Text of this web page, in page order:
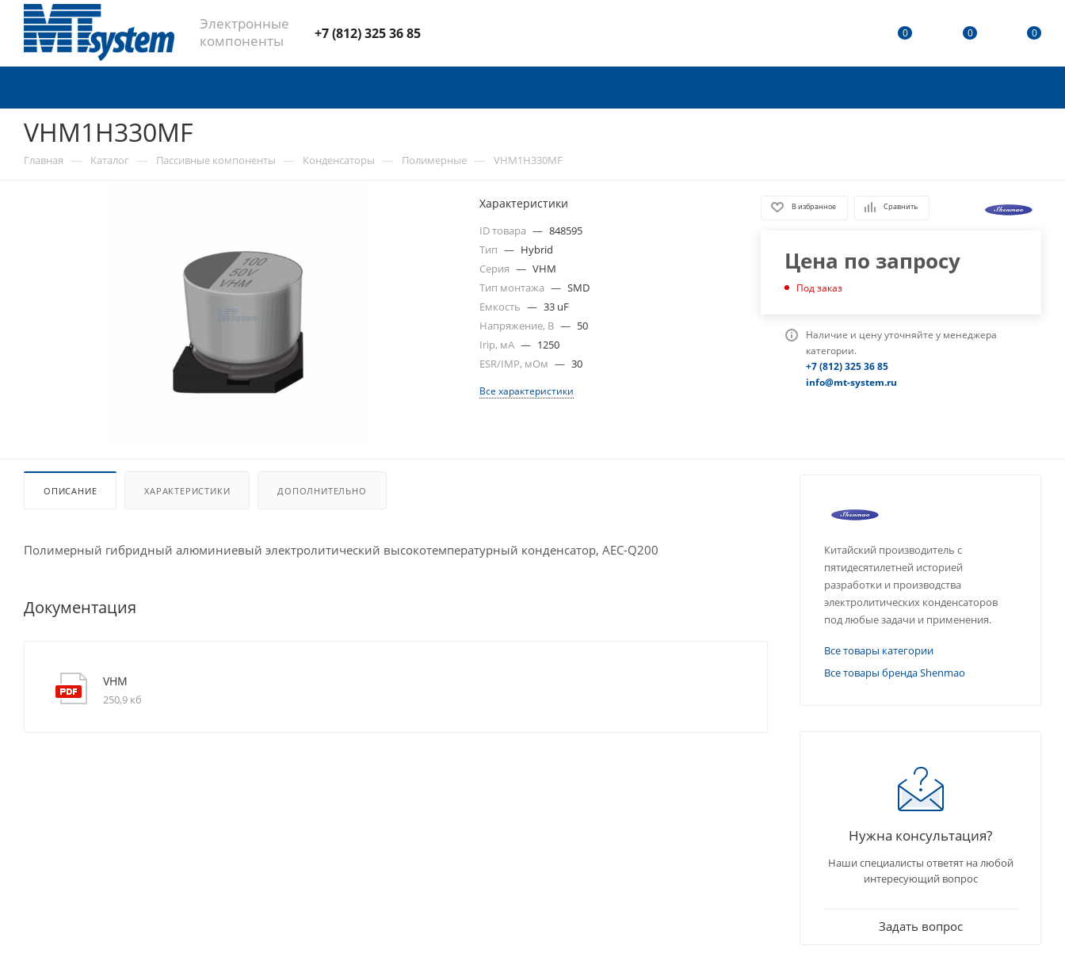
Электронные
компоненты
+7 (812) 325 36 85 0 0 0
VHM1H330MF
Главная — Каталог — Пассивные компоненты — Конденсаторы — Полимерные — VHM1H330MF
Характеристики
ID товара — 848595
Тип — Hybrid
Серия — VHM
Тип монтажа — SMD
Емкость — 33 uF
Напряжение, В — 50
Irip, мА — 1250
ESR/IMP, мОм — 30
Все характеристики
В избранное Сравнить
Цена по запросу
Под заказ
Наличие и цену уточняйте у менеджера
категории.
+7 (812) 325 36 85
info@mt-system.ru
ОПИСАНИЕ ХАРАКТЕРИСТИКИ ДОПОЛНИТЕЛЬНО
Полимерный гибридный алюминиевый электролитический высокотемпературный конденсатор, AEC-Q200
Документация
VHM
250,9 кб
Китайский производитель с
пятидесятилетней историей
разработки и производства
электролитических конденсаторов
под любые задачи и применения.
Все товары категории
Все товары бренда Shenmao
Нужна консультация?
Наши специалисты ответят на любой
интересующий вопрос
Задать вопрос